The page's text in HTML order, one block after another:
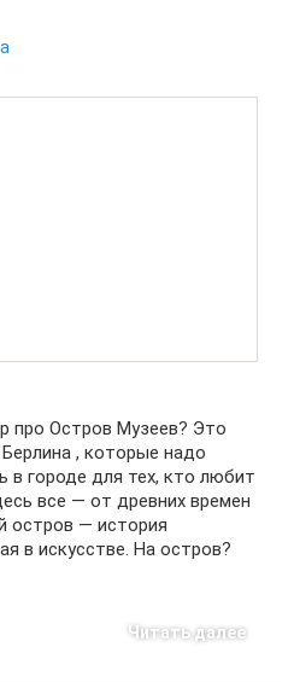
про Остров Музеев? Это
, которые надо
в городе для тех, кто любит
все — от древних времен
остров — история
в искусстве. На остров?
Читать далее